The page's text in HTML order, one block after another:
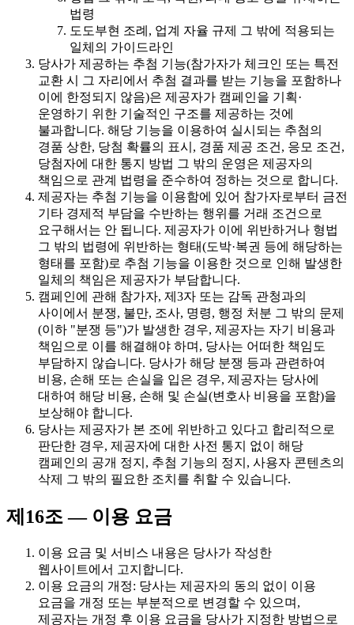
법령
도도부현 조례, 업계 자율 규제 그 밖에 적용되는
일체의 가이드라인
당사가 제공하는 추첨 기능(참가자가 체크인 또는 특전
교환 시 그 자리에서 추첨 결과를 받는 기능을 포함하나
이에 한정되지 않음)은 제공자가 캠페인을 기획·
운영하기 위한 기술적인 구조를 제공하는 것에
불과합니다. 해당 기능을 이용하여 실시되는 추첨의
경품 상한, 당첨 확률의 표시, 경품 제공 조건, 응모 조건,
당첨자에 대한 통지 방법 그 밖의 운영은 제공자의
책임으로 관계 법령을 준수하여 정하는 것으로 합니다.
제공자는 추첨 기능을 이용함에 있어 참가자로부터 금전
기타 경제적 부담을 수반하는 행위를 거래 조건으로
요구해서는 안 됩니다. 제공자가 이에 위반하거나 형법
그 밖의 법령에 위반하는 형태(도박·복권 등에 해당하는
형태를 포함)로 추첨 기능을 이용한 것으로 인해 발생한
일체의 책임은 제공자가 부담합니다.
캠페인에 관해 참가자, 제3자 또는 감독 관청과의
사이에서 분쟁, 불만, 조사, 명령, 행정 처분 그 밖의 문제
(이하 "분쟁 등")가 발생한 경우, 제공자는 자기 비용과
책임으로 이를 해결해야 하며, 당사는 어떠한 책임도
부담하지 않습니다. 당사가 해당 분쟁 등과 관련하여
비용, 손해 또는 손실을 입은 경우, 제공자는 당사에
대하여 해당 비용, 손해 및 손실(변호사 비용을 포함)을
보상해야 합니다.
당사는 제공자가 본 조에 위반하고 있다고 합리적으로
판단한 경우, 제공자에 대한 사전 통지 없이 해당
캠페인의 공개 정지, 추첨 기능의 정지, 사용자 콘텐츠의
삭제 그 밖의 필요한 조치를 취할 수 있습니다.
제16조 — 이용 요금
이용 요금 및 서비스 내용은 당사가 작성한
웹사이트에서 고지합니다.
이용 요금의 개정: 당사는 제공자의 동의 없이 이용
요금을 개정 또는 부분적으로 변경할 수 있으며,
제공자는 개정 후 이용 요금을 당사가 지정한 방법으로